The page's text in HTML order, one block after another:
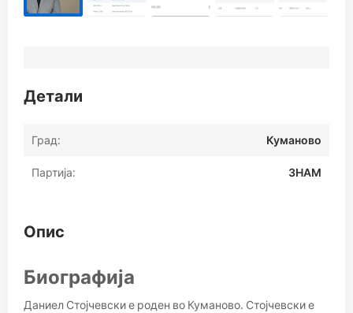
Детали
Град: Куманово
Партија: ЗНАМ
Опис
Биографија
Даниел Стојчевски е роден во Куманово. Стојчевски е